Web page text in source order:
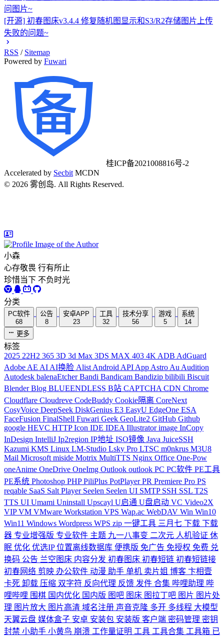
问图片~
[开源] 初春图床v3.4.4 修复随机图显示和S3/R2存储图片上传
失败的问题~
RSS / Sitemap
Powered by Fuwari
桂ICP备2021008816号-2
Accelerated by Secbit MCDN
© 2026 雾创岛. All Rights Reserved.
小森
心存敬畏 行有所止
珍惜当下 不负时光
分类
PC软件
68
公告
8
安卓APP
23
工具
32
技术分享
56
游戏
5
系统
14
更多
标签
2025 22H2 365 3D 3d Max 3DS MAX 403 4K ADB AdGuard
Adobe AE AI AI换脸 Alist Android API App Astro Au Audition
Autodesk balenaEtcherBandi Bandicam Bandizip bilibili Biscuit
BlenderBlog BLUEENDLESS B站 CAPTCHA CDN Chrome
Cloudflare Cloudreve CodeBuddy Cookie隔离 CoreNext
CosyVoice DeepSeek DiskGenius E3 EasyU EdgeOne ESA
FaceFusion FinalShell Fuwari Geek GeoLite2 GitHub Github
google HEVC HTTPIcon IDE IDEA Illustratorimage InCopy
InDesign IntelliJ Ip2region IP地址 ISO镜像 Java JuiceSSH
Kazumi KMS Linux LM-Studio Lsky Pro LTSC m0nkrus M3U8
Mail Microsoft miside Motrix MultiTTS Nginx Office One-Pow
oneAnime OneDrive OneImg Outlook outlook PC PC软件 PE工具
PE系统 Photoshop PHPPiliPlus PotPlayerPR Premiere Pro PS
reqable SaaS Salt Player Seelen Seelen UI SMTP SSH SSL T2S
TTS UI Umami Uninstall Upscayl U启通 U盘启动 VC Video2X
VIPVM VMware Workstation VPS Wap.ac WebDAV Win Win10
Win11 Windows Wordpress WPS zip 一键工具 三月七 下载 下载
器 专业增强版 专业软件 主题 九一八事变 二次元 人机验证 休
眠 优化 优选IP位置离线数据库 便携版 免广告 免授权 免费 兑
换码 公告 兰空图床 内容分发 初春图床 初春短链 初春短链接
初春网络 剪映 办公软件 动漫 助手 单机 卖片姐 博客 卞相壹
卡死 卸载 压缩 双字符 反向代理 反馈 发件 合集 哔哩助理 哔
哩哔哩 围棋 国内优化 国内版 图吧 图床 图拉丁吧 图片 图片处
理 图片放大 图片高清 域名注册 声音克隆 多开 多线程 大模型
天翼云盘 媒体盒子 安卓 安装包 安装版 客户端 密码管理 密钥
封禁 小助手 小黄鸟 崩溃 工作量证明 工具 工具合集 工具箱 已